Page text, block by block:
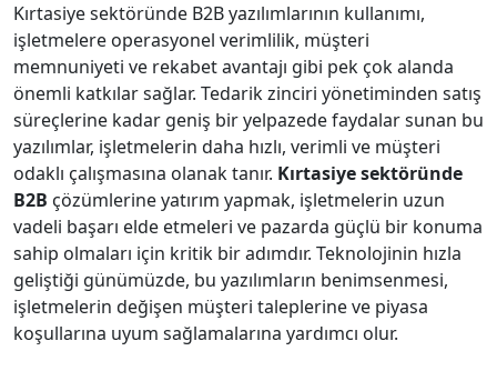
Kırtasiye sektöründe B2B yazılımlarının kullanımı,
işletmelere operasyonel verimlilik, müşteri
memnuniyeti ve rekabet avantajı gibi pek çok alanda
önemli katkılar sağlar. Tedarik zinciri yönetiminden satış
süreçlerine kadar geniş bir yelpazede faydalar sunan bu
yazılımlar, işletmelerin daha hızlı, verimli ve müşteri
odaklı çalışmasına olanak tanır. Kırtasiye sektöründe
B2B çözümlerine yatırım yapmak, işletmelerin uzun
vadeli başarı elde etmeleri ve pazarda güçlü bir konuma
sahip olmaları için kritik bir adımdır. Teknolojinin hızla
geliştiği günümüzde, bu yazılımların benimsenmesi,
işletmelerin değişen müşteri taleplerine ve piyasa
koşullarına uyum sağlamalarına yardımcı olur.